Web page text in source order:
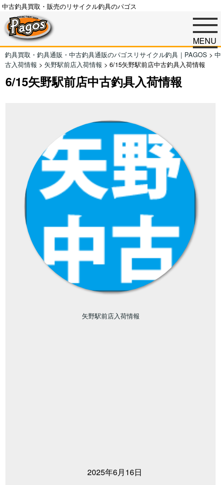
中古釣具買取・販売のリサイクル釣具のパゴス
MENU
釣具買取・釣具通販・中古釣具通販のパゴスリサイクル釣具｜PAGOS > 中
古入荷情報 > 矢野駅前店入荷情報 > 6/15矢野駅前店中古釣具入荷情報
6/15矢野駅前店中古釣具入荷情報
矢野駅前店入荷情報
2025年6月16日